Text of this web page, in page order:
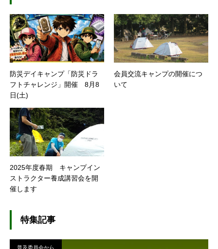
防災デイキャンプ「防災ドラ
フトチャレンジ」開催 8月8
日(土)
会員交流キャンプの開催につ
いて
2025年度春期 キャンプイン
ストラクター養成講習会を開
催します
特集記事
普及委員会から